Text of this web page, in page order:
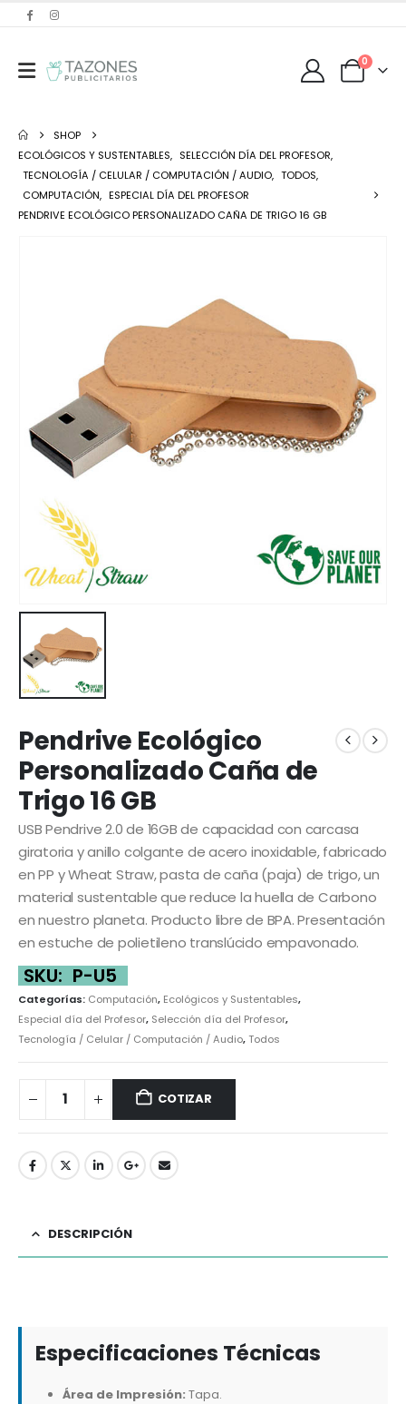
0
SHOP
ECOLÓGICOS Y SUSTENTABLES, SELECCIÓN DÍA DEL PROFESOR,
TECNOLOGÍA / CELULAR / COMPUTACIÓN / AUDIO, TODOS,
COMPUTACIÓN, ESPECIAL DÍA DEL PROFESOR
PENDRIVE ECOLÓGICO PERSONALIZADO CAÑA DE TRIGO 16 GB
Pendrive Ecológico
Personalizado Caña de
Trigo 16 GB
USB Pendrive 2.0 de 16GB de capacidad con carcasa
giratoria y anillo colgante de acero inoxidable, fabricado
en PP y Wheat Straw, pasta de caña (paja) de trigo, un
material sustentable que reduce la huella de Carbono
en nuestro planeta. Producto libre de BPA. Presentación
en estuche de polietileno translúcido empavonado.
SKU: P-U5
Categorías: Computación, Ecológicos y Sustentables,
Especial día del Profesor, Selección día del Profesor,
Tecnología / Celular / Computación / Audio,Todos
COTIZAR
DESCRIPCIÓN
Especificaciones Técnicas
Área de Impresión: Tapa.